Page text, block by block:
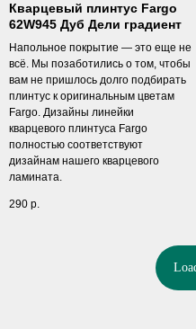
Кварцевый плинтус Fargo
62W945 Дуб Дели градиент
Напольное покрытие — это еще не
всё. Мы позаботились о том, чтобы
вам не пришлось долго подбирать
плинтус к оригинальным цветам
Fargo. Дизайны линейки
кварцевого плинтуса Fargo
полностью соответствуют
дизайнам нашего кварцевого
ламината.
290 р.